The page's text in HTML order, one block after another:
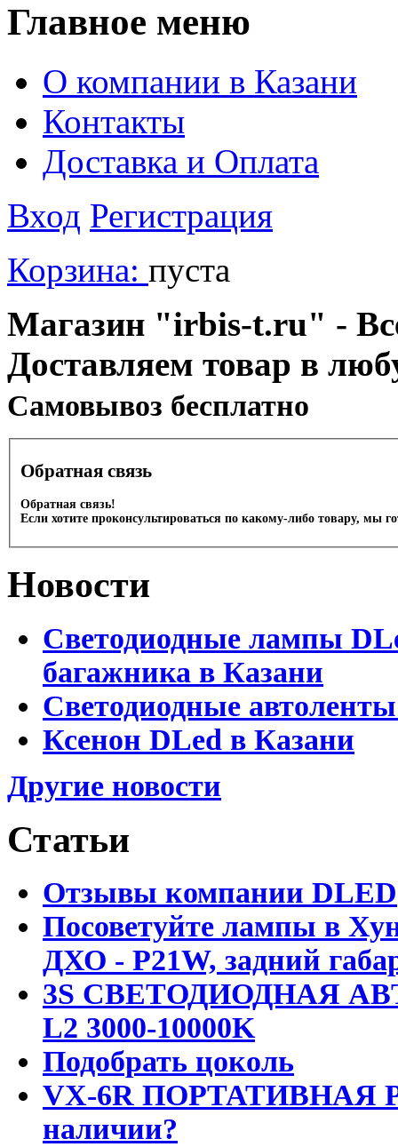
Главное меню
О компании в Казани
Контакты
Доставка и Оплата
Вход Регистрация
Корзина: пуста
Магазин "irbis-t.ru" -
Доставляем товар в
Cамовывоз бесплатно
Обратная связь
Обратная связь!
Если хотите проконсультироваться по какому-либо товару, мы
Новости
Светодиодные лампы
багажника в Казани
Светодиодные
Ксенон DLed в Казани
Другие новости
Статьи
Отзывы компании DLED
Посоветуйте лампы в
ДХО - P21W, задний
3S СВЕТОДИОДНАЯ
L2 3000-10000K
Подобрать цоколь
VX-6R ПОРТАТИВНАЯ
наличии?